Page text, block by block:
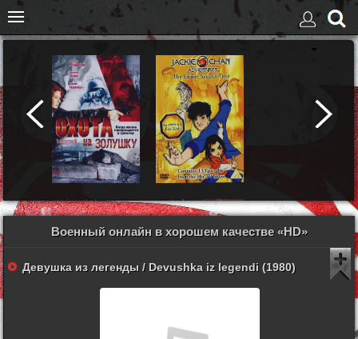
Военный онлайн в хорошем качестве «HD»
Девушка из легенды / Devushka iz legendi (1980)